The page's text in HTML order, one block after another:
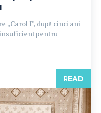
„Carol I”, după cinci ani
pentru
READ